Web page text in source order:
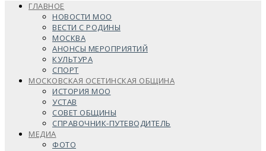
ГЛАВНОЕ
НОВОСТИ МОО
ВЕСТИ С РОДИНЫ
МОСКВА
АНОНСЫ МЕРОПРИЯТИЙ
КУЛЬТУРА
СПОРТ
МОСКОВСКАЯ ОСЕТИНСКАЯ ОБЩИНА
ИСТОРИЯ МОО
УСТАВ
СОВЕТ ОБЩИНЫ
СПРАВОЧНИК-ПУТЕВОДИТЕЛЬ
МЕДИА
ФОТО